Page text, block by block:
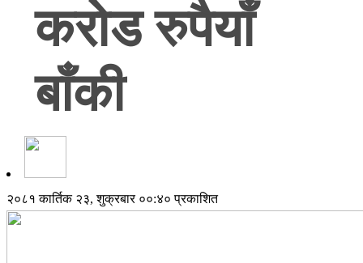
करोड रुपैयाँ
बाँकी
२०८१ कार्तिक २३, शुक्रबार ००:४० प्रकाशित